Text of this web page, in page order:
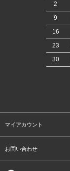
2
9
16
23
30
マイアカウント
お問い合わせ